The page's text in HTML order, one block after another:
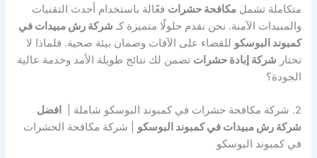
متكاملة تشملمكافحة حشرات فعّالة باستخدام أحدث التقنيات
والمبيدات الآمنة. نحن نقدم حلولًا متميزة كـ شركة رش مبيدات في
كمبوند البوسكو للقضاء على الآفات وضمان بيئة صحية. فلماذا لا
تختار شركة إبادة حشرات تضمن لك نتائج طويلة الأمد وخدمة عالية
الجودة؟
2. شركة مكافحة حشرات في كمبوند البوسكو شاملة |
افضل
شركة رش مبيدات في كمبوند البوسكو | شركة مكافحة الحشرات
في كمبوند البوسكو